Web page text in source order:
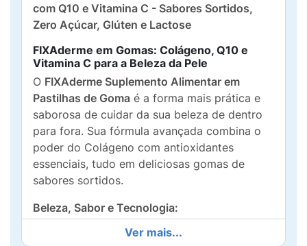
com Q10 e Vitamina C - Sabores Sortidos,
Zero Açúcar, Glúten e Lactose
FIXAderme em Gomas: Colágeno, Q10 e
Vitamina C para a Beleza da Pele
O FIXAderme Suplemento Alimentar em
Pastilhas de Goma é a forma mais prática e
saborosa de cuidar da sua beleza de dentro
para fora. Sua fórmula avançada combina o
poder do Colágeno com antioxidantes
essenciais, tudo em deliciosas gomas de
sabores sortidos.
Beleza, Sabor e Tecnologia:
Colágeno Hidrolisado e Tecnologia
Ver mais...